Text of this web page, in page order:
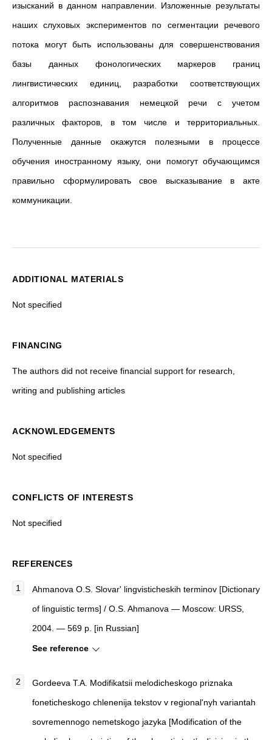
изысканий в данном направлении. Изложенные результаты
наших слуховых экспериментов по сегментации речевого
потока могут быть использованы для совершенствования
базы данных фонологических маркеров границ
лингвистических единиц, разработки соответствующих
алгоритмов распознавания немецкой речи с учетом
различных факторов, в том числе и территориальных.
Полученные данные окажутся полезными в процессе
обучения иностранному языку, они помогут обучающимся
правильно сформулировать свое высказывание в акте
коммуникации.
ADDITIONAL MATERIALS
Not specified
FINANCING
The authors did not receive financial support for research,
writing and publishing articles
ACKNOWLEDGEMENTS
Not specified
CONFLICTS OF INTERESTS
Not specified
REFERENCES
Ahmanova O.S. Slovar' lingvisticheskih terminov [Dictionary
of linguistic terms] / O.S. Ahmanova — Moscow: URSS,
2004. — 569 p. [in Russian]
See reference
Gordeeva T.A. Modifikatsii melodicheskogo priznaka
foneticheskogo chlenenija tekstov v regional'nyh variantah
sovremennogo nemetskogo jazyka [Modification of the